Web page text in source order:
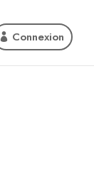
Connexion